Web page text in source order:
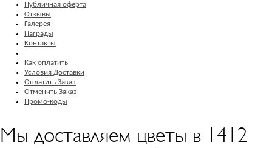
Публичная оферта
Отзывы
Галерея
Награды
Контакты
Как оплатить
Условия Доставки
Оплатить Заказ
Отменить Заказ
Промо-коды
Мы доставляем цветы в 1412